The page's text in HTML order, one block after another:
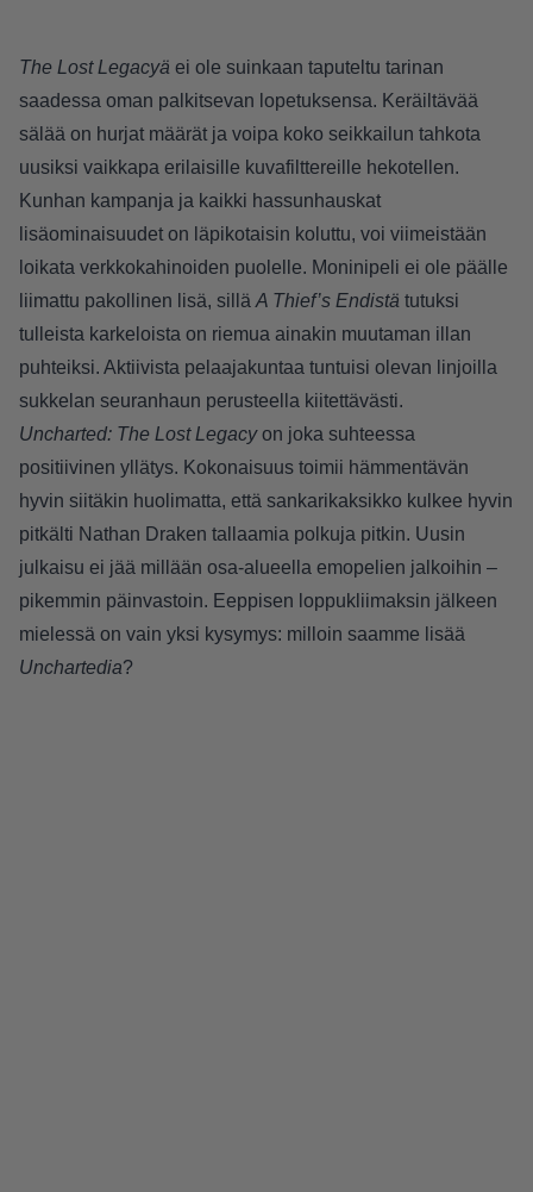
The Lost Legacyä ei ole suinkaan taputeltu tarinan
saadessa oman palkitsevan lopetuksensa. Keräiltävää
sälää on hurjat määrät ja voipa koko seikkailun tahkota
uusiksi vaikkapa erilaisille kuvafilttereille hekotellen.
Kunhan kampanja ja kaikki hassunhauskat
lisäominaisuudet on läpikotaisin koluttu, voi viimeistään
loikata verkkokahinoiden puolelle. Moninipeli ei ole päälle
liimattu pakollinen lisä, sillä A Thief’s Endistä tutuksi
tulleista karkeloista on riemua ainakin muutaman illan
puhteiksi. Aktiivista pelaajakuntaa tuntuisi olevan linjoilla
sukkelan seuranhaun perusteella kiitettävästi.
Uncharted: The Lost Legacyon joka suhteessa
positiivinen yllätys. Kokonaisuus toimii hämmentävän
hyvin siitäkin huolimatta, että sankarikaksikko kulkee hyvin
pitkälti Nathan Draken tallaamia polkuja pitkin. Uusin
julkaisu ei jää millään osa-alueella emopelien jalkoihin –
pikemmin päinvastoin. Eeppisen loppukliimaksin jälkeen
mielessä on vain yksi kysymys: milloin saamme lisää
Unchartedia?